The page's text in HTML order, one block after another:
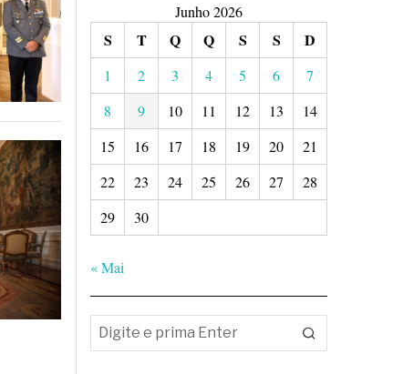
Junho 2026
S T Q Q S S D
1 2 3 4 5 6
7
8
9 10 11 12 13
14
15
16 17 18 19 20
21
22
23 24 25 26 27
28
29
30
« Mai